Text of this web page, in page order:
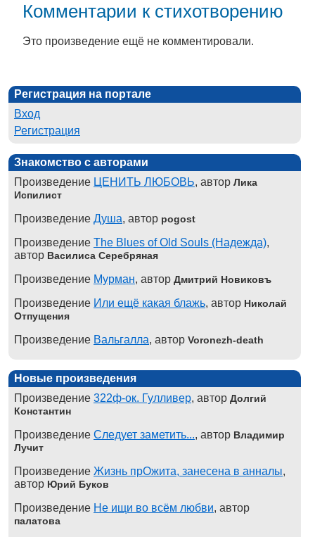
Комментарии к стихотворению
Это произведение ещё не комментировали.
Регистрация на портале
Вход
Регистрация
Знакомство с авторами
Произведение ЦЕНИТЬ ЛЮБОВЬ, автор Лика
Испилист
Произведение Душа, автор pogost
Произведение The Blues of Old Souls (Надежда),
автор Василиса Серебряная
Произведение Мурман, автор Дмитрий Новиковъ
Произведение Или ещё какая блажь, автор Николай
Отпущения
Произведение Вальгалла, автор Voronezh-death
Новые произведения
Произведение 322ф-ок. Гулливер, автор Долгий
Константин
Произведение Следует заметить..., автор Владимир
Лучит
Произведение Жизнь прОжита, занесена в анналы,
автор Юрий Буков
Произведение Не ищи во всём любви, автор
палатова